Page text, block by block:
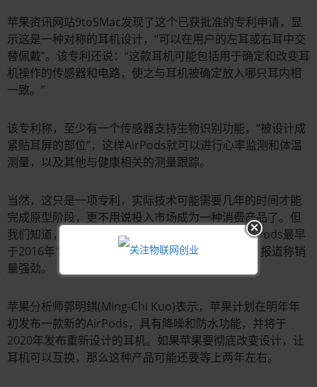
苹果资讯网站9to5Mac发现了这个已获批准的专利申请，显
示这是一种对称的耳机设计，“可以在用户的左耳或右耳中交
替佩戴”。该专利还说：“这款耳机可能包括用于确定和改变耳
机操作的传感器和电路，使之与耳机被确定放入哪只耳内相
一致。”
该专利称，至少有一个传感器支持生物识别功能，“被设计成
紧贴耳屏的部位”，这样AirPods就可以进行心率监测和体温
测量，以及其他与健康相关的测量跟踪。
当然，这只是一项专利，实际技术可能需要几年的时间才能
完成原型阶段，更不用说投入市场成为一种消费产品了。但
我们知道，苹果正在努力开发下一代AirPods。AirPods最早
于2016年12月发布，两年来一直没有升级，尽管有报道称销
量强劲。
苹果分析师郭明錤(Ming-Chi Kuo)表示，苹果计划在明年年
初发布一款新的AirPods，具有降噪和防水功能，并将于
2020年发布重新设计的耳机。如果苹果要彻底改变设计，让
耳机可以互换，那么这种产品可能还要等上两年左右。